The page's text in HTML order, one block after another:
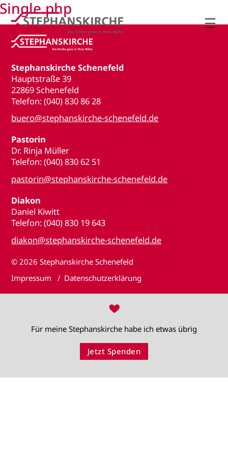

Stephanskirche Schenefeld
Hauptstraße 39
22869 Schenefeld
Telefon: (040) 830 86 28
buero@stephanskirche-schenefeld.de
Pastorin
Dr. Rinja Müller
Telefon: (040) 830 62 51
pastorin@stephanskirche-schenefeld.de
Diakon
Daniel Kiwitt
Telefon: (040) 830 19 643
diakon@stephanskirche-schenefeld.de
© 2026 Stephanskirche Schenefeld
Impressum
Datenschutzerklärung
♥
Für meine Stephanskirche habe ich etwas übrig
Jetzt Spenden